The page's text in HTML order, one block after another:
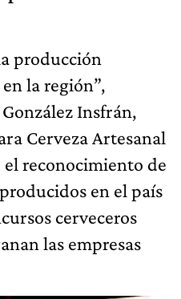
producción
la región”,
Insfrán,
Cerveza Artesanal
el reconocimiento de
en el país
cerveceros
las empresas